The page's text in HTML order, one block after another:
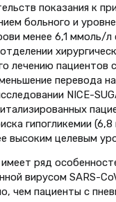
показания к
больного и
менее 6,1 ммоль/
лечению пациентов
перевода
NICE-
гипогликемии (6,8
высоким целевым
ряд
вирусом SARS-
чем пациенты с